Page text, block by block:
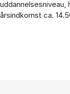
årsindkomst ca.